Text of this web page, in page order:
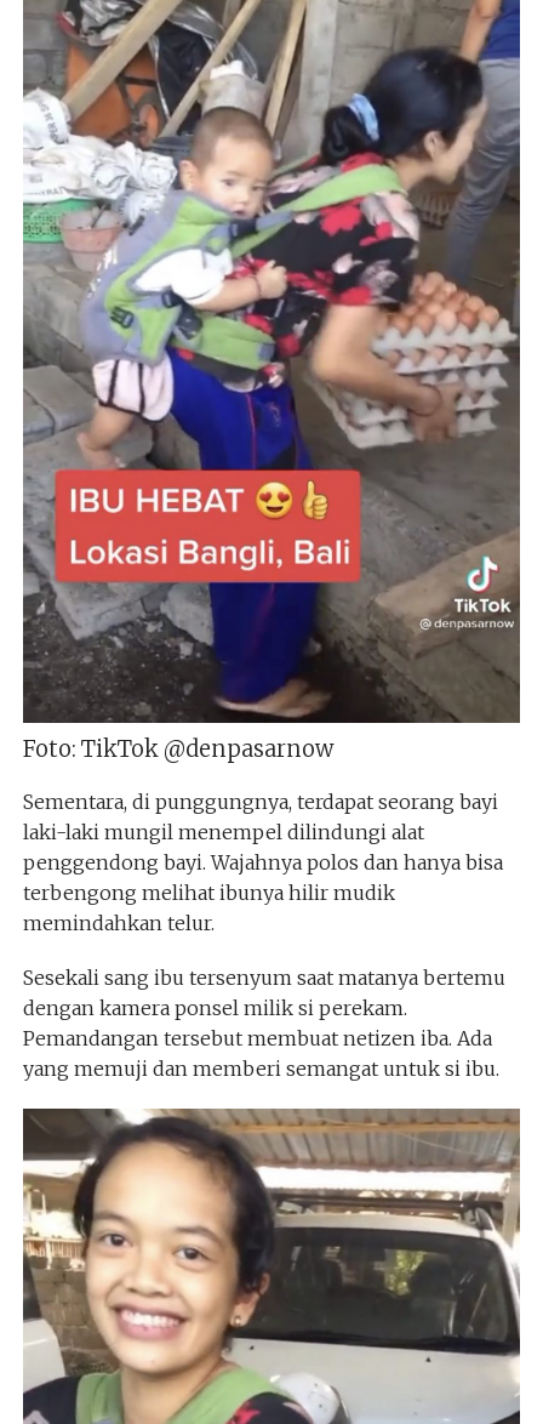
Foto: TikTok @denpasarnow
Sementara, di punggungnya, terdapat seorang bayi
laki-laki mungil menempel dilindungi alat
penggendong bayi. Wajahnya polos dan hanya bisa
terbengong melihat ibunya hilir mudik
memindahkan telur.
Sesekali sang ibu tersenyum saat matanya bertemu
dengan kamera ponsel milik si perekam.
Pemandangan tersebut membuat netizen iba. Ada
yang memuji dan memberi semangat untuk si ibu.